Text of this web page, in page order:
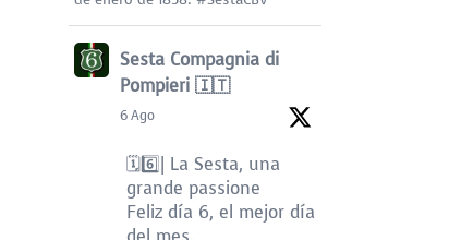
Sesta Compagnia di
Pompieri 🇮🇹
6 Ago
🗓️6️⃣| La Sesta, una
grande passione
Feliz día 6, el mejor día